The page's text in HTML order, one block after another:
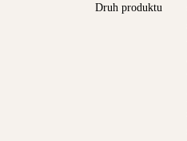
Druh produktu